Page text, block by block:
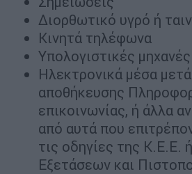
Διορθωτικό υγρό ή
Κινητά τηλέφωνα
Υπολογιστικές μηχανές
Ηλεκτρονικά μέσα
αποθήκευσης
επικοινωνίας, ή άλλα
από αυτά που
τις οδηγίες της Κ.Ε.Ε.
Εξετάσεων και